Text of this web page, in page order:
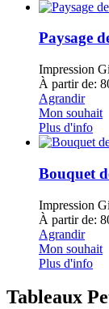
Paysage
Impression
À partir de:
Agrandir
Mon souhait
Plus d'info
Bouquet
Impression
À partir de:
Agrandir
Mon souhait
Plus d'info
Tableaux